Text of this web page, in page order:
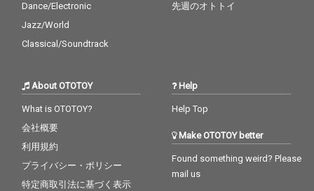
Dance/Electronic
Jazz/World
Classical/Soundtrack
先週のオトトイ
About OTOTOY
What is OTOTOY?
会社概要
利用規約
プライバシー・ポリシー
特定商取引法に基づく表示
Help
Help Top
Make OTOTOY better
Found something weird? Please
mail us